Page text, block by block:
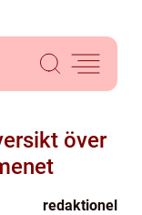
över
redaktionel